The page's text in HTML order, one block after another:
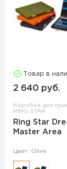
Товар в
2 640 руб.
Коробка для
RING STAR
Ring Star
Master Area
Цвет: Olive